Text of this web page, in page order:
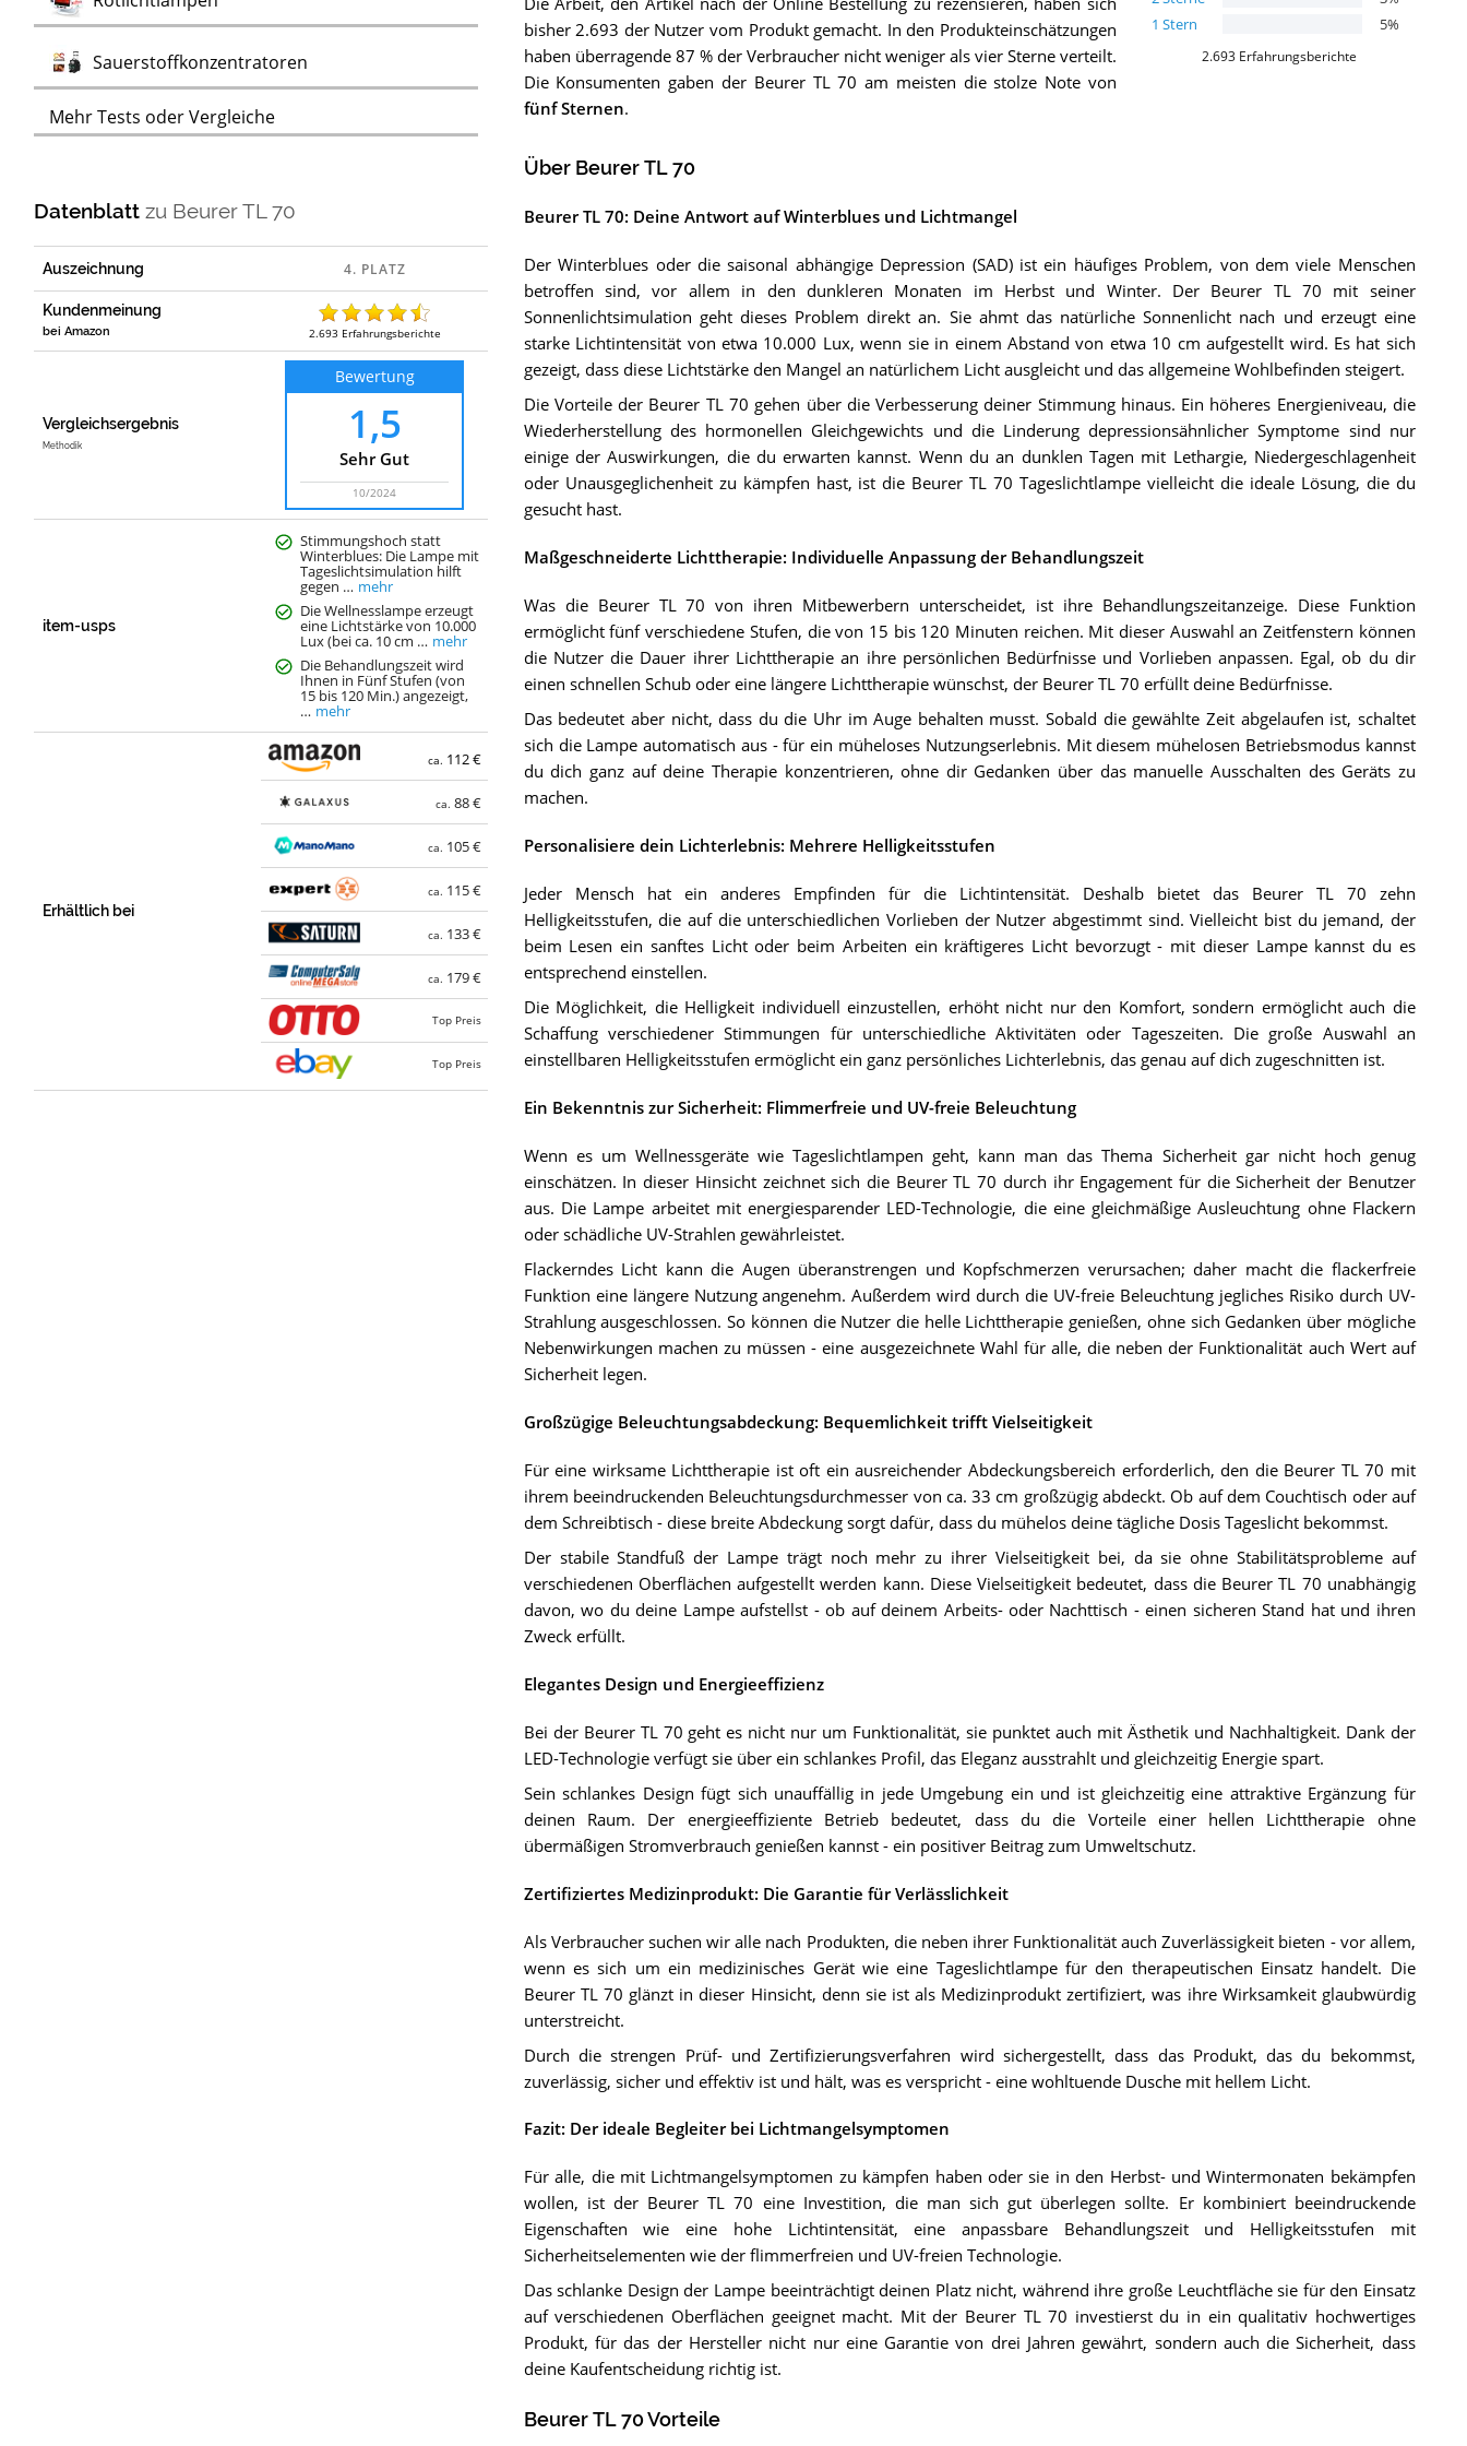
Sauerstoffkonzentratoren
Mehr Tests oder Vergleiche
Datenblattzu Beurer TL 70
Auszeichnung
Kundenmeinung
bei Amazon 2.693 Erfahrungsberichte
Vergleichsergebnis
Methodik
Bewertung
1,5
Sehr Gut
10/2024
item-usps
Stimmungshoch statt
Winterblues: Die Lampe mit
Tageslichtsimulation hilft
gegen … mehr
Die Wellnesslampe erzeugt
eine Lichtstärke von 10.000
Lux (bei ca. 10 cm … mehr
Die Behandlungszeit wird
Ihnen in Fünf Stufen (von
15 bis 120 Min.) angezeigt,
… mehr
Erhältlich bei
ca. 112 €
ca.88 €
ca. 105 €
ca. 115 €
ca. 133 €
ca. 179 €
Top Preis
Top Preis
1 Stern 5%
2.693 Erfahrungsberichte
bisher 2.693 der Nutzer vom Produkt gemacht. In den Produkteinschätzungen
haben überragende 87 % der Verbraucher nicht weniger als vier Sterne verteilt.
Die Konsumenten gaben der Beurer TL 70 am meisten die stolze Note von
fünf Sternen.
Über Beurer TL 70
Beurer TL 70: Deine Antwort auf Winterblues und Lichtmangel
Der Winterblues oder die saisonal abhängige Depression (SAD) ist ein häufiges Problem, von dem viele Menschen
betroffen sind, vor allem in den dunkleren Monaten im Herbst und Winter. Der Beurer TL 70 mit seiner
Sonnenlichtsimulation geht dieses Problem direkt an. Sie ahmt das natürliche Sonnenlicht nach und erzeugt eine
starke Lichtintensität von etwa 10.000 Lux, wenn sie in einem Abstand von etwa 10 cm aufgestellt wird. Es hat sich
gezeigt, dass diese Lichtstärke den Mangel an natürlichem Licht ausgleicht und das allgemeine Wohlbefinden steigert.
Die Vorteile der Beurer TL 70 gehen über die Verbesserung deiner Stimmung hinaus. Ein höheres Energieniveau, die
Wiederherstellung des hormonellen Gleichgewichts und die Linderung depressionsähnlicher Symptome sind nur
einige der Auswirkungen, die du erwarten kannst. Wenn du an dunklen Tagen mit Lethargie, Niedergeschlagenheit
oder Unausgeglichenheit zu kämpfen hast, ist die Beurer TL 70 Tageslichtlampe vielleicht die ideale Lösung, die du
gesucht hast.
Maßgeschneiderte Lichttherapie: Individuelle Anpassung der Behandlungszeit
Was die Beurer TL 70 von ihren Mitbewerbern unterscheidet, ist ihre Behandlungszeitanzeige. Diese Funktion
ermöglicht fünf verschiedene Stufen, die von 15 bis 120 Minuten reichen. Mit dieser Auswahl an Zeitfenstern können
die Nutzer die Dauer ihrer Lichttherapie an ihre persönlichen Bedürfnisse und Vorlieben anpassen. Egal, ob du dir
einen schnellen Schub oder eine längere Lichttherapie wünschst, der Beurer TL 70 erfüllt deine Bedürfnisse.
Das bedeutet aber nicht, dass du die Uhr im Auge behalten musst. Sobald die gewählte Zeit abgelaufen ist, schaltet
sich die Lampe automatisch aus - für ein müheloses Nutzungserlebnis. Mit diesem mühelosen Betriebsmodus kannst
du dich ganz auf deine Therapie konzentrieren, ohne dir Gedanken über das manuelle Ausschalten des Geräts zu
machen.
Personalisiere dein Lichterlebnis: Mehrere Helligkeitsstufen
Jeder Mensch hat ein anderes Empfinden für die Lichtintensität. Deshalb bietet das Beurer TL 70 zehn
Helligkeitsstufen, die auf die unterschiedlichen Vorlieben der Nutzer abgestimmt sind. Vielleicht bist du jemand, der
beim Lesen ein sanftes Licht oder beim Arbeiten ein kräftigeres Licht bevorzugt - mit dieser Lampe kannst du es
entsprechend einstellen.
Die Möglichkeit, die Helligkeit individuell einzustellen, erhöht nicht nur den Komfort, sondern ermöglicht auch die
Schaffung verschiedener Stimmungen für unterschiedliche Aktivitäten oder Tageszeiten. Die große Auswahl an
einstellbaren Helligkeitsstufen ermöglicht ein ganz persönliches Lichterlebnis, das genau auf dich zugeschnitten ist.
Ein Bekenntnis zur Sicherheit: Flimmerfreie und UV-freie Beleuchtung
Wenn es um Wellnessgeräte wie Tageslichtlampen geht, kann man das Thema Sicherheit gar nicht hoch genug
einschätzen. In dieser Hinsicht zeichnet sich die Beurer TL 70 durch ihr Engagement für die Sicherheit der Benutzer
aus. Die Lampe arbeitet mit energiesparender LED-Technologie, die eine gleichmäßige Ausleuchtung ohne Flackern
oder schädliche UV-Strahlen gewährleistet.
Flackerndes Licht kann die Augen überanstrengen und Kopfschmerzen verursachen; daher macht die flackerfreie
Funktion eine längere Nutzung angenehm. Außerdem wird durch die UV-freie Beleuchtung jegliches Risiko durch UV-
Strahlung ausgeschlossen. So können die Nutzer die helle Lichttherapie genießen, ohne sich Gedanken über mögliche
Nebenwirkungen machen zu müssen - eine ausgezeichnete Wahl für alle, die neben der Funktionalität auch Wert auf
Sicherheit legen.
Großzügige Beleuchtungsabdeckung: Bequemlichkeit trifft Vielseitigkeit
Für eine wirksame Lichttherapie ist oft ein ausreichender Abdeckungsbereich erforderlich, den die Beurer TL 70 mit
ihrem beeindruckenden Beleuchtungsdurchmesser von ca. 33 cm großzügig abdeckt. Ob auf dem Couchtisch oder auf
dem Schreibtisch - diese breite Abdeckung sorgt dafür, dass du mühelos deine tägliche Dosis Tageslicht bekommst.
Der stabile Standfuß der Lampe trägt noch mehr zu ihrer Vielseitigkeit bei, da sie ohne Stabilitätsprobleme auf
verschiedenen Oberflächen aufgestellt werden kann. Diese Vielseitigkeit bedeutet, dass die Beurer TL 70 unabhängig
davon, wo du deine Lampe aufstellst - ob auf deinem Arbeits- oder Nachttisch - einen sicheren Stand hat und ihren
Zweck erfüllt.
Elegantes Design und Energieeffizienz
Bei der Beurer TL 70 geht es nicht nur um Funktionalität, sie punktet auch mit Ästhetik und Nachhaltigkeit. Dank der
LED-Technologie verfügt sie über ein schlankes Profil, das Eleganz ausstrahlt und gleichzeitig Energie spart.
Sein schlankes Design fügt sich unauffällig in jede Umgebung ein und ist gleichzeitig eine attraktive Ergänzung für
deinen Raum. Der energieeffiziente Betrieb bedeutet, dass du die Vorteile einer hellen Lichttherapie ohne
übermäßigen Stromverbrauch genießen kannst - ein positiver Beitrag zum Umweltschutz.
Zertifiziertes Medizinprodukt: Die Garantie für Verlässlichkeit
Als Verbraucher suchen wir alle nach Produkten, die neben ihrer Funktionalität auch Zuverlässigkeit bieten - vor allem,
wenn es sich um ein medizinisches Gerät wie eine Tageslichtlampe für den therapeutischen Einsatz handelt. Die
Beurer TL 70 glänzt in dieser Hinsicht, denn sie ist als Medizinprodukt zertifiziert, was ihre Wirksamkeit glaubwürdig
unterstreicht.
Durch die strengen Prüf- und Zertifizierungsverfahren wird sichergestellt, dass das Produkt, das du bekommst,
zuverlässig, sicher und effektiv ist und hält, was es verspricht - eine wohltuende Dusche mit hellem Licht.
Fazit: Der ideale Begleiter bei Lichtmangelsymptomen
Für alle, die mit Lichtmangelsymptomen zu kämpfen haben oder sie in den Herbst- und Wintermonaten bekämpfen
wollen, ist der Beurer TL 70 eine Investition, die man sich gut überlegen sollte. Er kombiniert beeindruckende
Eigenschaften wie eine hohe Lichtintensität, eine anpassbare Behandlungszeit und Helligkeitsstufen mit
Sicherheitselementen wie der flimmerfreien und UV-freien Technologie.
Das schlanke Design der Lampe beeinträchtigt deinen Platz nicht, während ihre große Leuchtfläche sie für den Einsatz
auf verschiedenen Oberflächen geeignet macht. Mit der Beurer TL 70 investierst du in ein qualitativ hochwertiges
Produkt, für das der Hersteller nicht nur eine Garantie von drei Jahren gewährt, sondern auch die Sicherheit, dass
deine Kaufentscheidung richtig ist.
Beurer TL 70 Vorteile